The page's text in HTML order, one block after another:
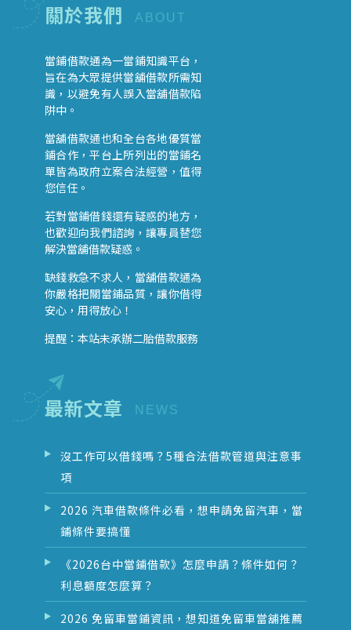
關於我們 ABOUT
當鋪借款通為一當鋪知識平台，
旨在為大眾提供當舖借款所需知
識，以避免有人誤入當舖借款陷
阱中。
當舖借款通也和全台各地優質當
鋪合作，平台上所列出的當鋪名
單皆為政府立案合法經營，值得
您信任。
若對當鋪借錢還有疑惑的地方，
也歡迎向我們諮詢，讓專員替您
解決當舖借款疑惑。
缺錢救急不求人，當舖借款通為
你嚴格把關當鋪品質，讓你借得
安心，用得放心！
提醒：本站未承辦二胎借款服務
最新文章
沒工作可以借錢嗎？5種合法借款管道與注意事
項
2026 汽車借款條件必看，想申請免留汽車，當
鋪條件要搞懂
《2026台中當鋪借款》怎麼申請？條件如何？
利息額度怎麼算？
2026 免留車當鋪資訊，想知道免留車當舖推薦